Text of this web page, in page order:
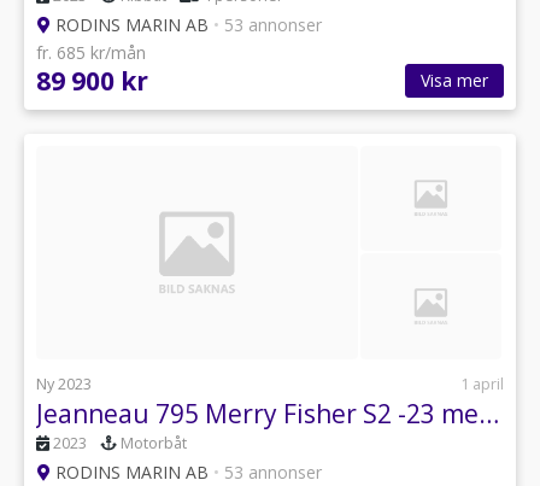
RODINS MARIN AB • 53 annonser
fr. 685 kr/mån
89 900 kr Visa mer
Ny 2023 1 april
Jeanneau 795 Merry Fisher S2 -23 med Yamaha F225 -26
2023 Motorbåt
RODINS MARIN AB • 53 annonser